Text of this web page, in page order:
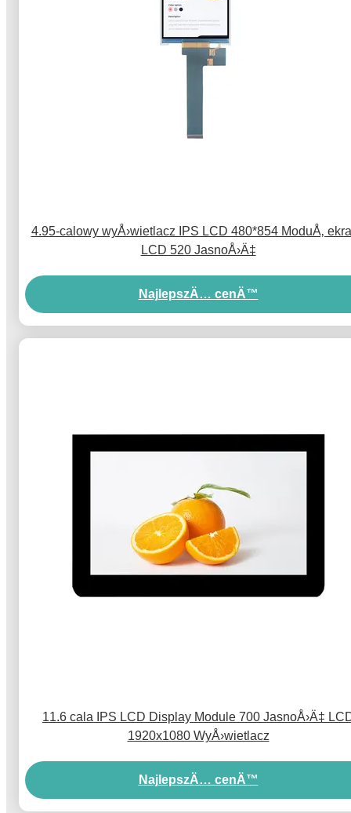
4.95-calowy wyÅ›wietlacz IPS LCD 480*854 ModuÅ‚
LCD 520 JasnoÅ›Ä‡
NajlepszÄ… cenÄ™
11.6 cala IPS LCD Display Module 700 JasnoÅ›Ä‡
1920x1080 WyÅ›wietlacz
NajlepszÄ… cenÄ™